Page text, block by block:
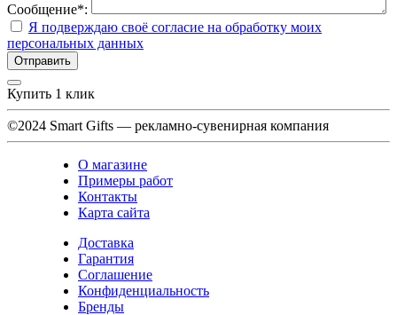
Сообщение*:
Я подверждаю своё согласие на обработку моих
персональных данных
Купить 1 клик
©2024 Smart Gifts — рекламно-сувенирная компания
О магазине
Примеры работ
Контакты
Карта сайта
Доставка
Гарантия
Cоглашение
Конфиденциальность
Бренды